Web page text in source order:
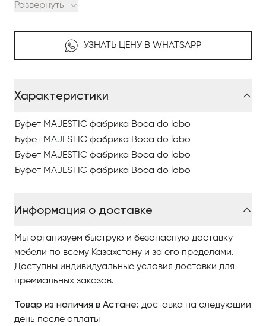
почтить этот период и это символическое кафе
современный черный буфет, очень стильный,
который обеспечивает достаточно места для
Это уникальный предмет мебели, который придает
скрытые двери незаметно открываются во
внутреннюю часть предмета, где вы найдете
элегантные ящики и функциональные стеллажи.
Деревянная гирлянда ручной работы драпирует
древесностружечную плиту, которая дает черному
глянцевому лаку его фактурный вид.
ОСОБЕННОСТИ ПРОДУКТА
Буфет ручной работы из дерева, покрытый лаком
черного цвета с глянцевым лаком. С четырьмя
дверями, в его интерьере вы найдете два ящика и
изготовлена из дерева ручной работы, отделанного
глянцевым лаком полупрозрачного цвета над
Развернуть
УЗНАТЬ ЦЕНУ В WHATSAPP
Характеристики
Буфет MAJESTIC фабрика Boca do lobo
Буфет MAJESTIC фабрика Boca do lobo
Буфет MAJESTIC фабрика Boca do lobo
Буфет MAJESTIC фабрика Boca do lobo
Информация о доставке
Мы организуем быструю и безопасную доставку
мебели по всему Казахстану и за его пределами.
Доступны индивидуальные условия доставки для
премиальных заказов.
Товар из наличия в Астане: доставка на следующий
день после оплаты